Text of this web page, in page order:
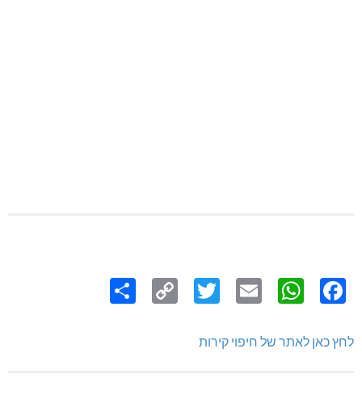
Link
לחץ כאן לאתר של חיפוי קירות